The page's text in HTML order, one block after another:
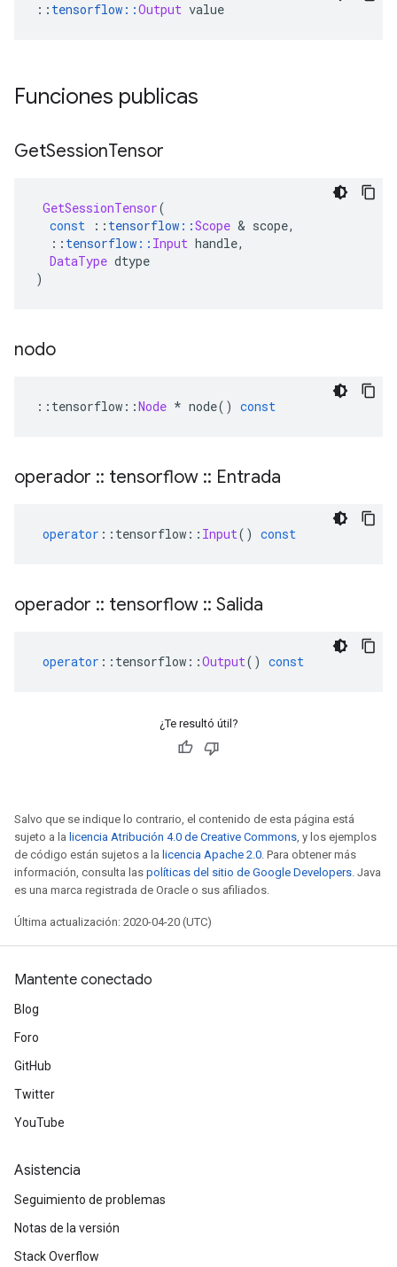
:: tensorflow ::Output value
Funciones publicas
GetSessionTensor
GetSessionTensor(
const
:: tensorflow ::Scope & scope,
:: tensorflow :: Input handle,
DataType dtype
)
nodo
:: tensorflow ::Node * node() const
operador :: tensorflow :: Entrada
operator :: tensorflow :: Input() const
operador :: tensorflow :: Salida
operator :: tensorflow ::Output() const
¿Te resultó útil?
Salvo que se indique lo contrario, el contenido de esta página está
sujeto a la licencia Atribución 4.0 de Creative Commons, y los ejemplos
de código están sujetos a la licencia Apache 2.0. Para obtener más
información, consulta las políticas del sitio de Google Developers. Java
es una marca registrada de Oracle o sus afiliados.
Última actualización: 2020-04-20 (UTC)
Mantente conectado
Blog
Foro
GitHub
Twitter
YouTube
Asistencia
Seguimiento de problemas
Notas de la versión
Stack Overflow